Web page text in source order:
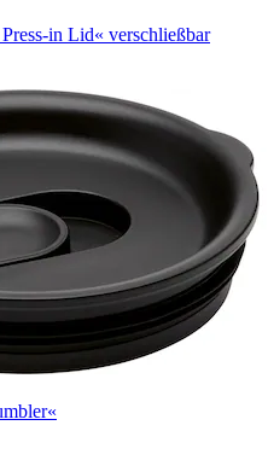
in Lid« verschließbar